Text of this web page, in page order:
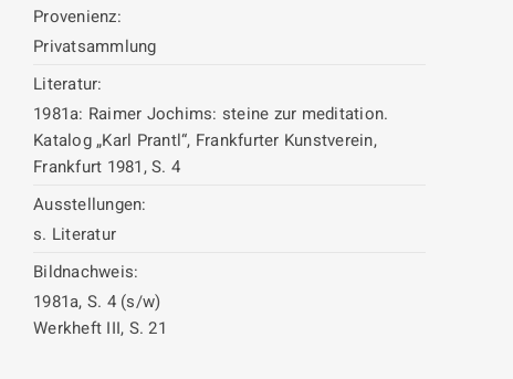
Provenienz:
Privatsammlung
Literatur:
1981a: Raimer Jochims: steine zur meditation.
Katalog „Karl Prantl“, Frankfurter Kunstverein,
Frankfurt 1981, S. 4
Ausstellungen:
s. Literatur
Bildnachweis:
1981a, S. 4 (s/w)
Werkheft III, S. 21